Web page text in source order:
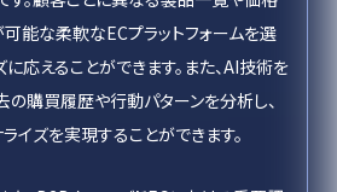
能な柔軟なECプラットフォームを選
応えることができます。また、AI技術を
の購買履歴や行動パターンを分析し、
イズを実現することができます。